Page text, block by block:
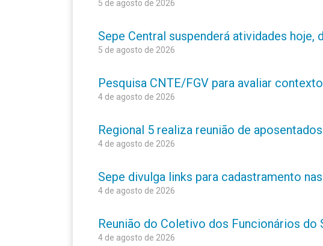
5 de agosto de 2026
Sepe Central suspenderá atividades
5 de agosto de 2026
Pesquisa CNTE/FGV para avaliar
4 de agosto de 2026
Regional 5 realiza reunião de
4 de agosto de 2026
Sepe divulga links para cadastramento
4 de agosto de 2026
Reunião do Coletivo dos Funcionários
4 de agosto de 2026